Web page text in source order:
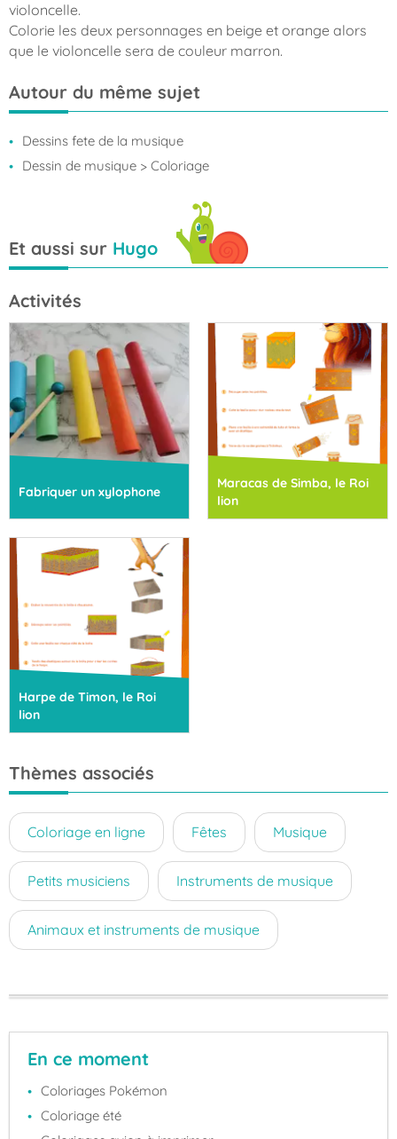
violoncelle.
Colorie les deux personnages en beige et orange alors
que le violoncelle sera de couleur marron.
Autour du même sujet
Dessins fete de la musique
Dessin de musique > Coloriage
Et aussi sur Hugo
Activités
Fabriquer un xylophone
Maracas de Simba, le Roi
lion
Harpe de Timon, le Roi
lion
Thèmes associés
Coloriage en ligne Fêtes Musique
Petits musiciens Instruments de musique
Animaux et instruments de musique
En ce moment
Coloriages Pokémon
Coloriage été